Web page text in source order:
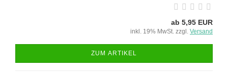
ab 5,95 EUR
inkl. 19% MwSt. zzgl. Versand
ZUM ARTIKEL